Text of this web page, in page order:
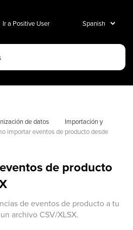
Ir a Positive User
de datos
Importación y
importar eventos de producto desde
de producto
de eventos de producto a tu
archivo CSV/XLSX.